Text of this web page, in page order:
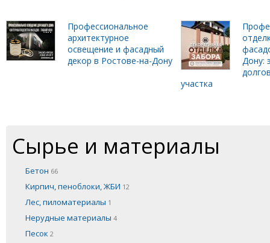
Профессиональное
архитектурное
освещение и фасадный
декор в Ростове-на-Дону
Дону:
участка
Сырье и материалы
Бетон 66
Кирпич, пеноблоки, ЖБИ 12
Лес, пиломатериалы 1
Нерудные материалы 4
Песок 2